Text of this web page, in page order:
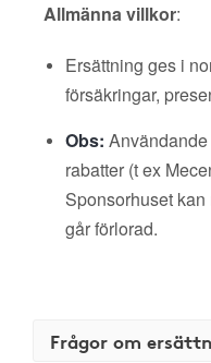
Allmänna villkor:
Ersättning ges i
försäkringar,
Obs:
rabatter (t ex
Sponsorhuset
går förlorad.
Frågor om